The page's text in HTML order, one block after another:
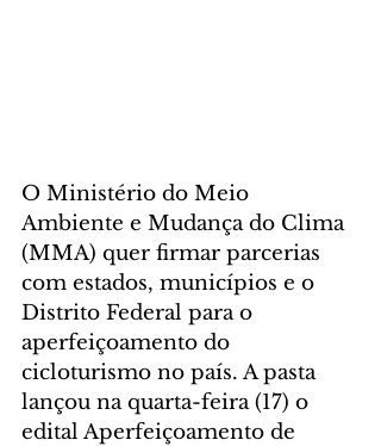
O Ministério do Meio
Ambiente e Mudança do Clima
(MMA) quer firmar parcerias
com estados, municípios e o
Distrito Federal para o
aperfeiçoamento do
cicloturismo no país. A pasta
lançou na quarta-feira (17) o
edital Aperfeiçoamento de